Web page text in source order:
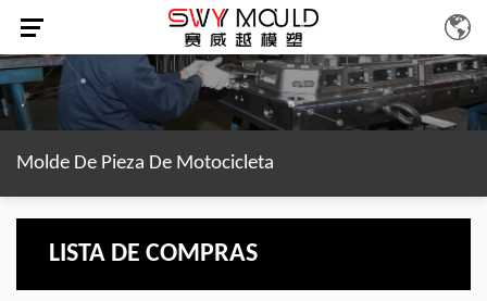
Molde De Pieza De Motocicleta
LISTA DE COMPRAS